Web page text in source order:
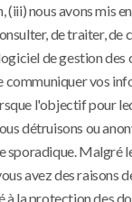
nous avons mis
de traiter,
de gestion des
communiquer vos
l'objectif pour
détruisons ou
sporadique. Malgré
avez des raisons
la protection des